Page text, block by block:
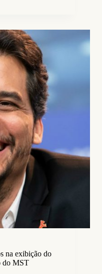
na exibição do
do MST